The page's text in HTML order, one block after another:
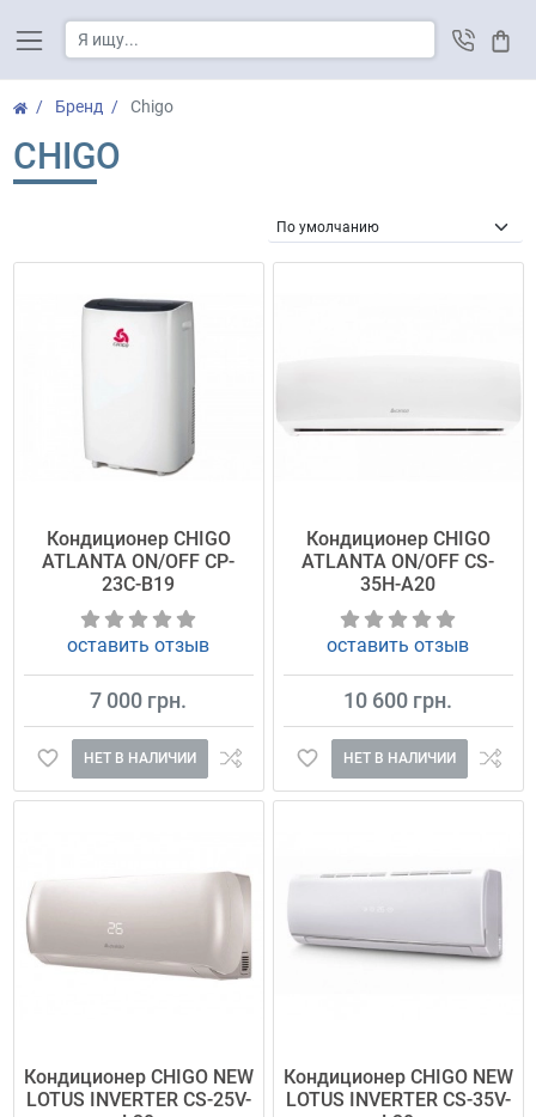
Бренд Chigo
CHIGO
Кондиционер CHIGO
ATLANTA ON/OFF CP-
23C-B19
оставить отзыв
7 000 грн.
НЕТ В НАЛИЧИИ
Кондиционер CHIGO
ATLANTA ON/OFF CS-
35H-A20
оставить отзыв
10 600 грн.
НЕТ В НАЛИЧИИ
Кондиционер CHIGO NEW
LOTUS INVERTER CS-25V-
Кондиционер CHIGO NEW
LOTUS INVERTER CS-35V-